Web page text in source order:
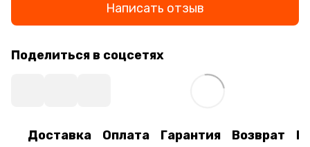
Написать отзыв
Поделиться в соцсетях
Доставка Оплата Гарантия Возврат